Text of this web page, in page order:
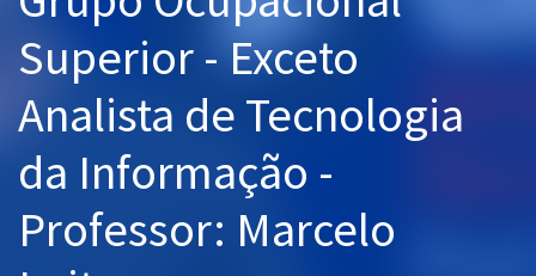
Conteúdo gratuito
Blog
Aprovados
Atendimento
Superior - Exceto
Analista de Tecnologia
da Informação -
Professor: Marcelo